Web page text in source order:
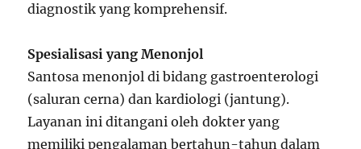
diagnostik yang komprehensif.
Spesialisasi yang Menonjol
Santosa menonjol di bidang gastroenterologi
(saluran cerna) dan kardiologi (jantung).
Layanan ini ditangani oleh dokter yang
memiliki pengalaman bertahun-tahun dalam